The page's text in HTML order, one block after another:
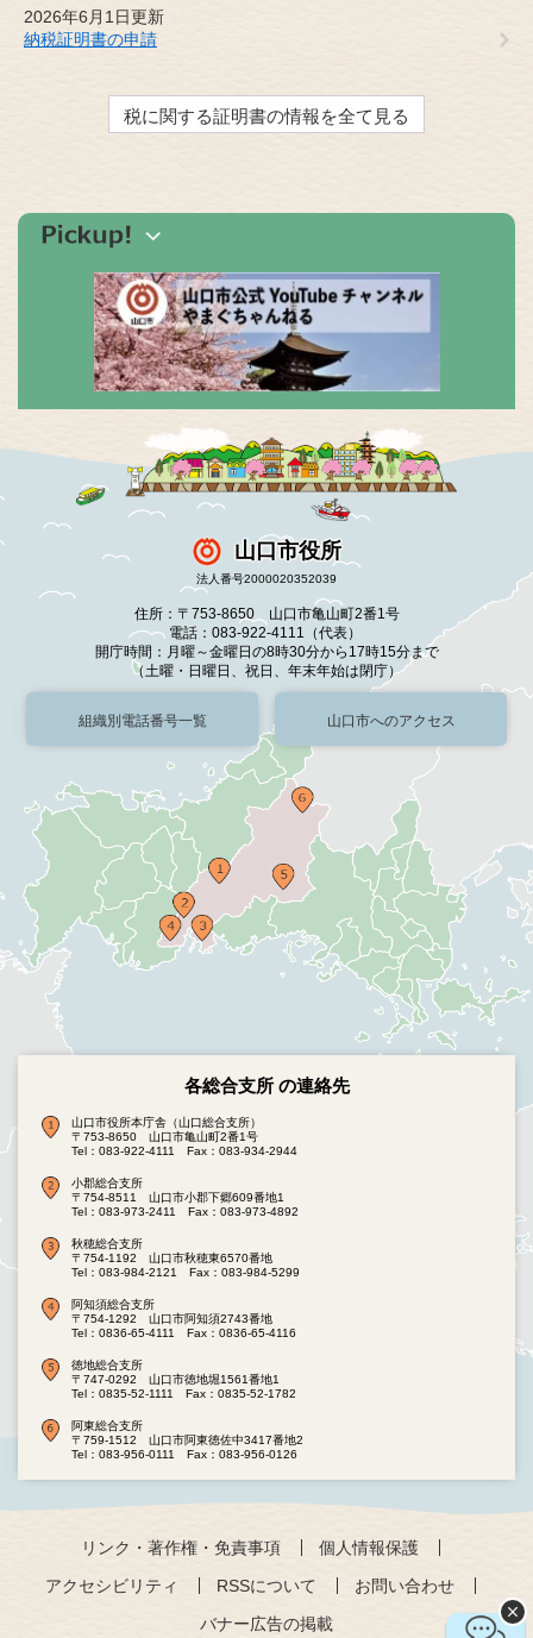
2026年6月1日更新
納税証明書の申請
税に関する証明書の情報を全て見る
山口市役所
法人番号2000020352039
住所：〒753-8650 山口市亀山町2番1号
電話：083-922-4111（代表）
開庁時間：月曜～金曜日の8時30分から17時15分まで
（土曜・日曜日、祝日、年末年始は閉庁）
組織別電話番号一覧 山口市へのアクセス
各総合支所 の連絡先
山口市役所本庁舎（山口総合支所）
〒753-8650 山口市亀山町2番1号
Tel：083-922-4111
Fax：083-934-2944
小郡総合支所
〒754-8511 山口市小郡下郷609番地1
Tel：083-973-2411
Fax：083-973-4892
秋穂総合支所
〒754-1192 山口市秋穂東6570番地
Tel：083-984-2121
Fax：083-984-5299
阿知須総合支所
〒754-1292 山口市阿知須2743番地
Tel：0836-65-4111
Fax：0836-65-4116
徳地総合支所
〒747-0292 山口市徳地堀1561番地1
Tel：0835-52-1111
Fax：0835-52-1782
阿東総合支所
〒759-1512 山口市阿東徳佐中3417番地2
Tel：083-956-0111
Fax：083-956-0126
リンク・著作権・免責事項
個人情報保護
アクセシビリティ
RSSについて
お問い合わせ
バナー広告の掲載